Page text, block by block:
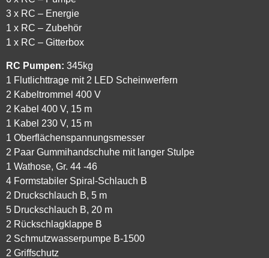
3 x RC – Energie
1 x RC – Zubehör
1 x RC – Gitterbox
RC Pumpen: 345kg
1 Flutlichttrage mit 2 LED Scheinwerfern
2 Kabeltrommel 400 V
2 Kabel 400 V, 15 m
1 Kabel 230 V, 15 m
1 Oberflächenspannungsmesser
2 Paar Gummihandschuhe mit langer Stulpe
1 Wathose, Gr. 44 -46
4 Formstabiler Spiral-Schlauch B
2 Druckschlauch B, 5 m
5 Druckschlauch B, 20 m
2 Rückschlagklappe B
2 Schmutzwasserpumpe B-1500
2 Griffschutz